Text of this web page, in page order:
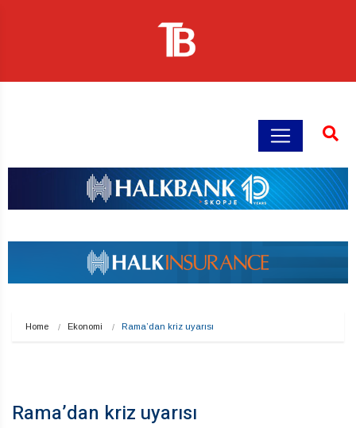
Home Ekonomi Rama’dan kriz uyarısı
Rama’dan kriz uyarısı